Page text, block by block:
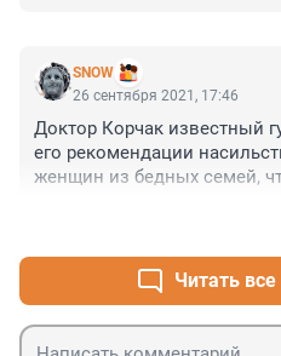
Вот он - запеленат весь..,
смотрит на меня и.., -
возможно в такие моменты
дал эту Клятву, которую
глаза- в глаза..)
SNOW
26 сентября 2021, 17:46
Доктор Корчак известный
его рекомендации
женщин из бедных семей,
Читать